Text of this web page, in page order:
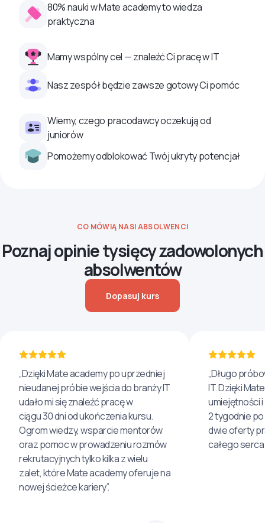
80% nauki w Mate academy to wiedza
praktyczna
Mamy wspólny cel — znaleźć Ci pracę w IT
Nasz zespół będzie zawsze gotowy Ci pomóc
Wiemy, czego pracodawcy oczekują od
juniorów
Pomożemy odblokować Twój ukryty potencjał
CO MÓWIĄ NASI ABSOLWENCI
Poznaj opinie tysięcy zadowolonych
absolwentów
Dopasuj kurs
„Dzięki Mate academy po uprzedniej
nieudanej próbie wejścia do branży IT
udało mi się znaleźć pracę w
ciągu 30 dni od ukończenia kursu.
Ogrom wiedzy, wsparcie mentorów
oraz pomoc w prowadzeniu rozmów
rekrutacyjnych tylko kilka z wielu
zalet, które Mate academy oferuje na
nowej ścieżce kariery”.
„Długo
IT. Dzięki
umiejętności
2 tygodnie
dwie oferty
całego serca